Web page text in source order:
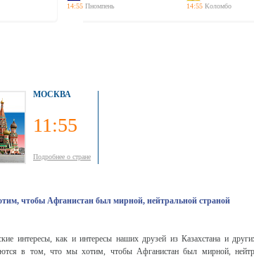
14:55 Пномпень
14:55 Коломбо
МОСКВА
11:55
Подробнее о стране
чтобы Афганистан был мирной, нейтральной страной
интересы, как и интересы наших друзей из Казахстана и
в том, что мы хотим, чтобы Афганистан был мирной,